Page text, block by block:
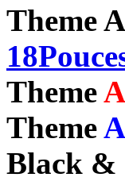
Theme
Theme
Theme
Black &